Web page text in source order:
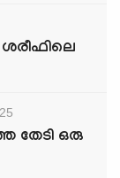
തേടി ഒരു